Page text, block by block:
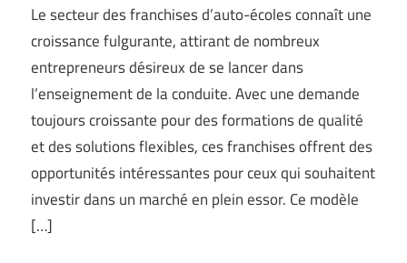
Le secteur des franchises d’auto-écoles connaît une
croissance fulgurante, attirant de nombreux
entrepreneurs désireux de se lancer dans
l’enseignement de la conduite. Avec une demande
toujours croissante pour des formations de qualité
et des solutions flexibles, ces franchises offrent des
opportunités intéressantes pour ceux qui souhaitent
investir dans un marché en plein essor. Ce modèle
[…]